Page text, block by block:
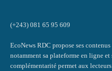
(+243) 081 65 95 609
EcoNews RDC propose ses
notamment sa plateforme en ligne et
complémentarité permet aux